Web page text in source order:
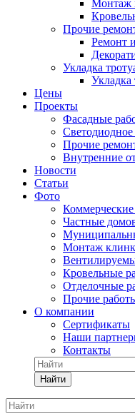
Монтаж
Прочие
Ремонт
Укладка
Укладка
Цены
Проекты
Фасадные
Прочие
Внутренние
Новости
Статьи
Фото
Частные
Монтаж
Кровельные
Отделочные
Прочие
О компании
Сертификаты
Наши
Контакты
Найти